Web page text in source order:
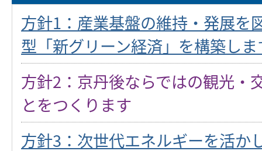
方針1：産業基盤の維持・発展を
型「新グリーン経済」を構築しま
方針2：京丹後ならではの観光・
とをつくります
方針3：次世代エネルギーを活か